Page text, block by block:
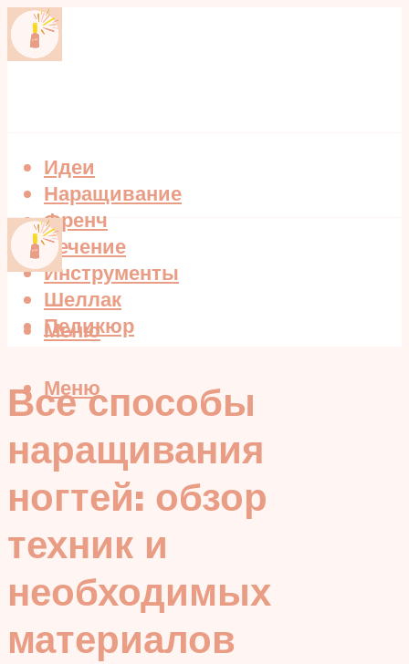
Идеи
Наращивание
Френч
Лечение
Инструменты
Шеллак
Педикюр
Меню
Меню
Все способы
наращивания
ногтей: обзор
техник и
необходимых
материалов